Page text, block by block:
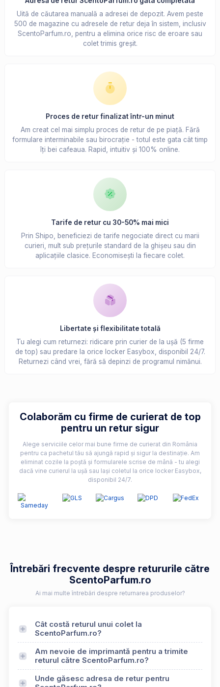
Uită de căutarea manuală a adresei de depozit. Avem peste
500 de magazine cu adresele de retur deja în sistem, inclusiv
ScentoParfum.ro, pentru a elimina orice risc de eroare sau
colet trimis greșit.
Proces de retur finalizat într-un minut
Am creat cel mai simplu proces de retur de pe piață. Fără
formulare interminabile sau birocrație - totul este gata cât timp
îți bei cafeaua. Rapid, intuitiv și 100% online.
Tarife de retur cu 30-50% mai mici
Prin Shipo, beneficiezi de tarife negociate direct cu marii
curieri, mult sub prețurile standard de la ghișeu sau din
aplicațiile clasice. Economisești la fiecare colet.
Libertate și flexibilitate totală
Tu alegi cum returnezi: ridicare prin curier de la ușă (5 firme
de top) sau predare la orice locker Easybox, disponibil 24/7.
Returnezi când vrei, fără să depinzi de programul nimănui.
Colaborăm cu firme de curierat de top
pentru un retur sigur
Alege serviciile celor mai bune firme de curierat din România
pentru ca pachetul tău să ajungă rapid și sigur la destinație. Am
eliminat cozile la poștă și formularele scrise de mână - tu alegi
dacă vine curierul la ușă sau lași coletul la orice locker Easybox,
disponibil 24/7.
Întrebări frecvente despre retururile către
ScentoParfum.ro
Ai mai multe întrebări despre returnarea produselor?
Cât costă returul unui colet la
ScentoParfum.ro?
Am nevoie de imprimantă pentru a trimite
returul către ScentoParfum.ro?
Unde găsesc adresa de retur pentru